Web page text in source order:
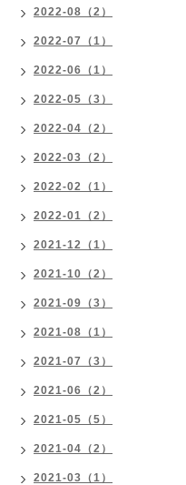
2022-08（2）
2022-07（1）
2022-06（1）
2022-05（3）
2022-04（2）
2022-03（2）
2022-02（1）
2022-01（2）
2021-12（1）
2021-10（2）
2021-09（3）
2021-08（1）
2021-07（3）
2021-06（2）
2021-05（5）
2021-04（2）
2021-03（1）